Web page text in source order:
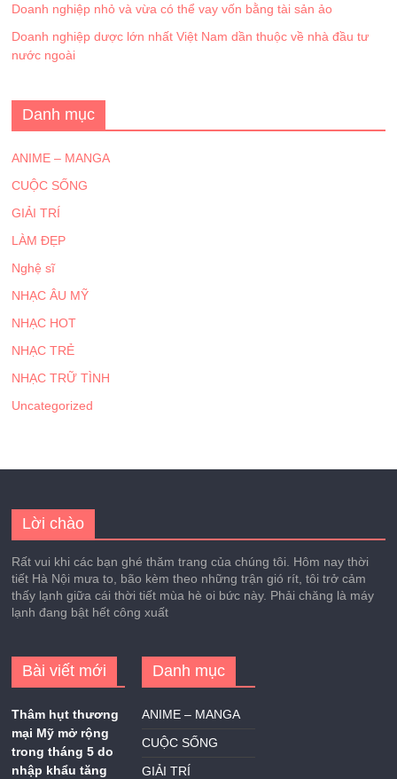
Doanh nghiệp nhỏ và vừa có thể vay vốn bằng tài sản ảo
Doanh nghiệp dược lớn nhất Việt Nam dần thuộc về nhà đầu tư
nước ngoài
Danh mục
ANIME – MANGA
CUỘC SỐNG
GIẢI TRÍ
LÀM ĐẸP
Nghệ sĩ
NHẠC ÂU MỸ
NHẠC HOT
NHẠC TRẺ
NHẠC TRỮ TÌNH
Uncategorized
Lời chào
Rất vui khi các bạn ghé thăm trang của chúng tôi. Hôm nay thời
tiết Hà Nội mưa to, bão kèm theo những trận gió rít, tôi trở cảm
thấy lạnh giữa cái thời tiết mùa hè oi bức này. Phải chăng là máy
lạnh đang bật hết công xuất
Bài viết mới
Thâm hụt thương
mại Mỹ mở rộng
trong tháng 5 do
nhập khẩu tăng
Danh mục
ANIME – MANGA
CUỘC SỐNG
GIẢI TRÍ